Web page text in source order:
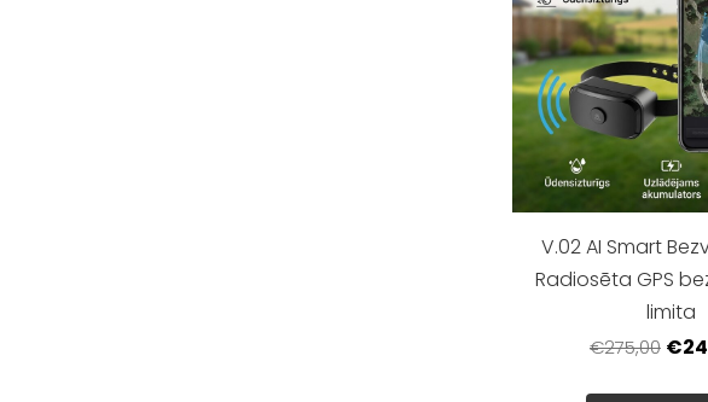
V.02 AI Smart
Radiosēta GPS
limita
€275,00